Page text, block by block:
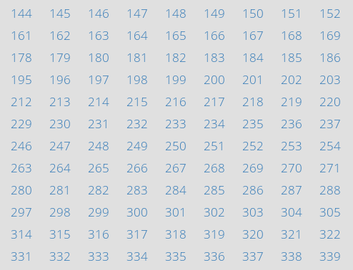
144 145 146 147 148 149 150 151 152
161 162 163 164 165 166 167 168 169
178 179 180 181 182 183 184 185 186
195 196 197 198 199 200 201 202 203
212 213 214 215 216 217 218 219 220
229 230 231 232 233 234 235 236 237
246 247 248 249 250 251 252 253 254
263 264 265 266 267 268 269 270 271
280 281 282 283 284 285 286 287 288
297 298 299 300 301 302 303 304 305
314 315 316 317 318 319 320 321 322
331 332 333 334 335 336 337 338 339